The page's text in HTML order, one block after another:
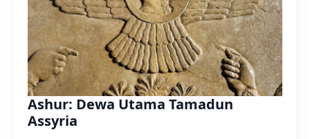
Ashur: Dewa Utama Tamadun
Assyria